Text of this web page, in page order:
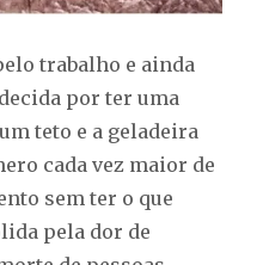
trabalho e ainda
por ter uma
teto e a geladeira
cada vez maior de
sem ter o que
pela dor de